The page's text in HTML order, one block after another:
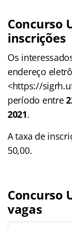
Concurso
inscrições
Os
endereço
<https://
período entre
2021.
A taxa de
50,00.
Concurso
vagas